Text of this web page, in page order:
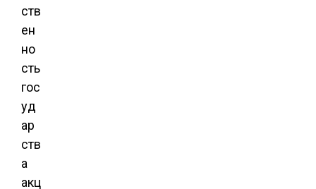
ств
ен
но
сть
гос
уд
ар
ств
а
акц